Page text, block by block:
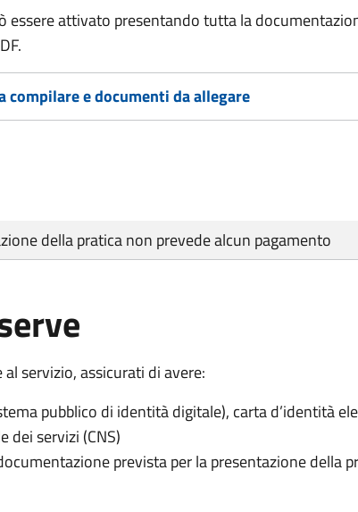
essere attivato presentando tutta la
compilare e documenti da allegare
della pratica non prevede alcun pagamento
al servizio, assicurati di avere:
pubblico di identità digitale), carta d’identità
dei servizi (CNS)
prevista per la presentazione della